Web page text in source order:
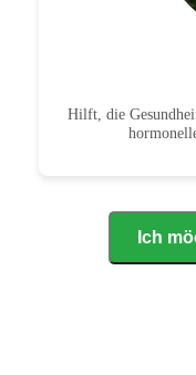
Hilft, die
Ich